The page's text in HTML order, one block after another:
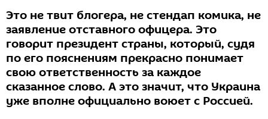
Это не твит блогера, не стендап комика, не
заявление отставного офицера. Это
говорит президент страны, который, судя
по его пояснениям прекрасно понимает
свою ответственность за каждое
сказанное слово. А это значит, что Украина
уже вполне официально воюет с Россией.